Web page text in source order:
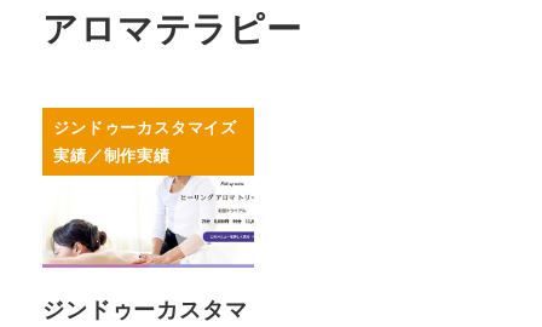
アロマテラピー
ジンドゥーカスタマイズ
実績／制作実績
ジンドゥーカスタマ